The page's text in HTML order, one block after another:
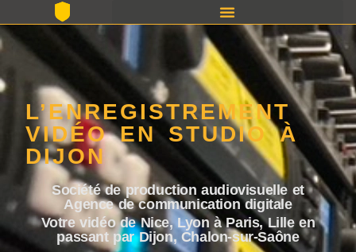
L’ENREGISTREMENT
VIDÉO EN STUDIO À
DIJON
Société de production audiovisuelle et
Agence de communication digitale
Votre vidéo de Nice, Lyon à Paris, Lille en
passant par Dijon, Chalon-sur-Saône